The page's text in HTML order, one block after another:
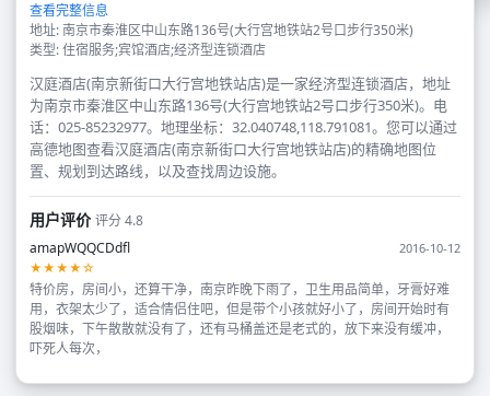
查看完整信息
地址: 南京市秦淮区中山东路136号(大行宫地铁站2号口步行350米)
类型: 住宿服务;宾馆酒店;经济型连锁酒店
汉庭酒店(南京新街口大行宫地铁站店)是一家经济型连锁酒店，地址
为南京市秦淮区中山东路136号(大行宫地铁站2号口步行350米)。电
话：025-85232977。地理坐标：32.040748,118.791081。您可以通过
高德地图查看汉庭酒店(南京新街口大行宫地铁站店)的精确地图位
置、规划到达路线，以及查找周边设施。
用户评价评分 4.8
amapWQQCDdfl
2016-10-12
★★★★☆
特价房，房间小，还算干净，南京昨晚下雨了，卫生用品简单，牙膏好难
用，衣架太少了，适合情侣住吧，但是带个小孩就好小了，房间开始时有
股烟味，下午散散就没有了，还有马桶盖还是老式的，放下来没有缓冲，
吓死人每次，